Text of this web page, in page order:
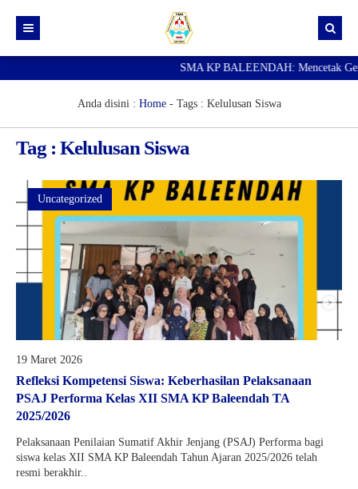
Data Guru
Portal Siswa
SPMB
SNBP
SMA KP BALEENDAH: Mencetak
Anda disini : Home- Tags : Kelulusan Siswa
Tag : Kelulusan Siswa
Uncategorized
19 Maret 2026
Refleksi Kompetensi Siswa: Keberhasilan Pelaksanaan
PSAJ Performa Kelas XII SMA KP Baleendah TA
2025/2026
Pelaksanaan Penilaian Sumatif Akhir Jenjang (PSAJ) Performa bagi
siswa kelas XII SMA KP Baleendah Tahun Ajaran 2025/2026 telah
resmi berakhir..